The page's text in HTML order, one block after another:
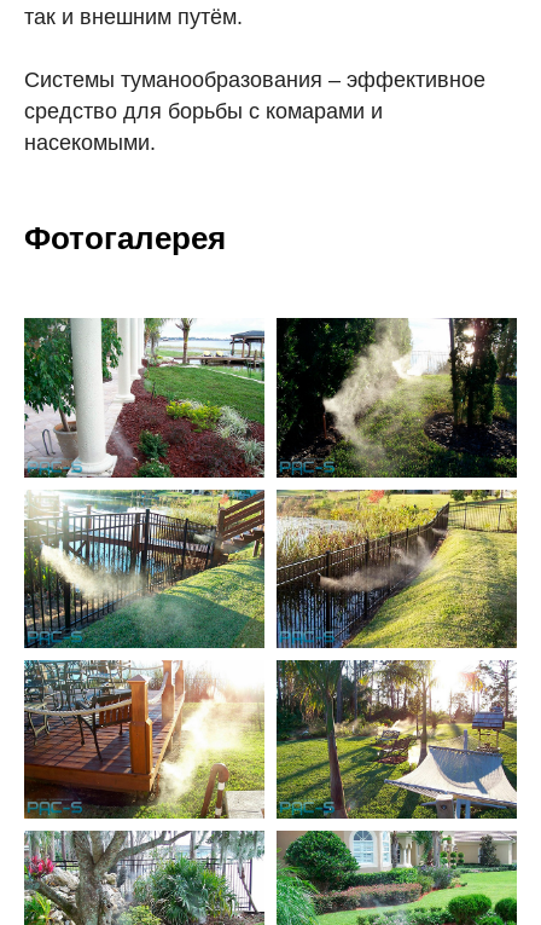
так и внешним путём.
Системы туманообразования – эффективное
средство для борьбы с комарами и
насекомыми.
Фотогалерея